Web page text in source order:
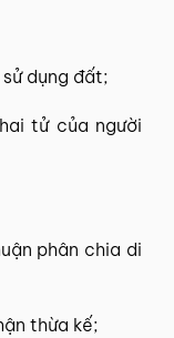
dụng đất;
tử của người
phân chia di
thừa kế;